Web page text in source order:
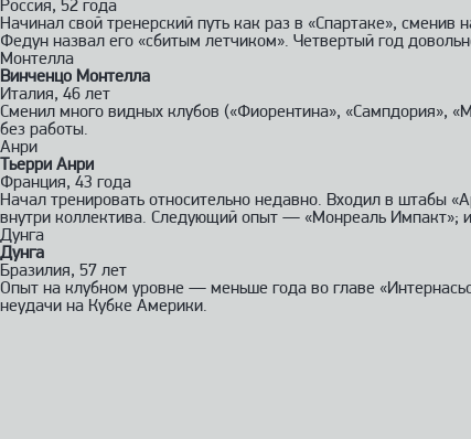
Россия, 52 года
Начинал свой тренерский путь как раз в «Спартаке»,
Федун назвал его «сбитым летчиком». Четвертый год
Монтелла
Винченцо Монтелла
Италия, 46 лет
Сменил много видных клубов («Фиорентина», «Сампдория»,
без работы.
Анри
Тьерри Анри
Франция, 43 года
Начал тренировать относительно недавно. Входил в штабы
внутри коллектива. Следующий опыт — «Монреаль Импакт»;
Дунга
Дунга
Бразилия, 57 лет
Опыт на клубном уровне — меньше года во главе
неудачи на Кубке Америки.